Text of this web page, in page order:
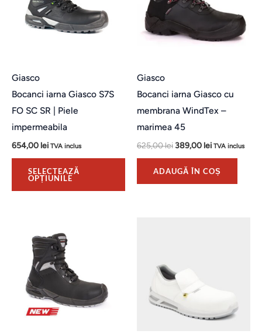
Giasco
Bocanci iarna Giasco S7S
FO SC SR | Piele
impermeabila
654,00 lei TVA inclus
SELECTEAZĂ
OPȚIUNILE
multe
variații.
produsului.
Giasco
Bocanci iarna Giasco cu
membrana WindTex –
marimea 45
625,00lei389,00 lei TVA inclus
ADAUGĂ ÎN COȘ
variații.